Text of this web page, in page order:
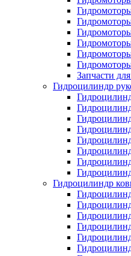
Запчасти
Гидроцилиндр
Гидроцилиндр